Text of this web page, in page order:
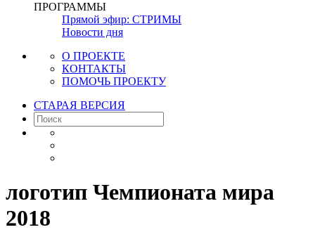
ПРОГРАММЫ
Прямой эфир: СТРИМЫ
Новости дня
О ПРОЕКТЕ
КОНТАКТЫ
ПОМОЧЬ ПРОЕКТУ
СТАРАЯ ВЕРСИЯ
логотип Чемпионата мира
2018